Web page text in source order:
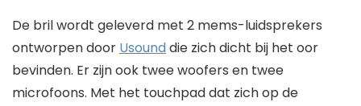
De bril wordt geleverd met 2 mems-luidsprekers
ontworpen door Usounddie zich dicht bij het oor
bevinden. Er zijn ook twee woofers en twee
microfoons. Met het touchpad dat zich op de